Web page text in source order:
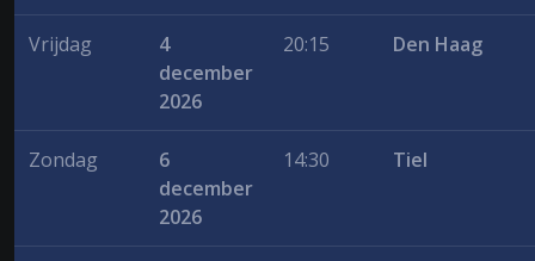
Vrijdag
4
december
2026
20:15 Den Haag
Zondag
6
december
2026
14:30 Tiel